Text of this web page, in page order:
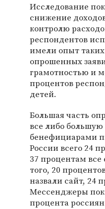
Исследование
снижение
контролю
респондентов
имели опыт
опрошенных
грамотностью и
процентов
детей.
Большая часть
все либо
бенефициарами
России всего 24
37 процентам
того, 20
назвали сайт, 24
Мессенджеры
процента